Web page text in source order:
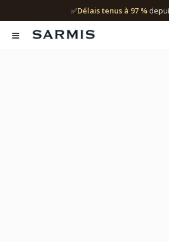
✅Délais tenus à 97 %